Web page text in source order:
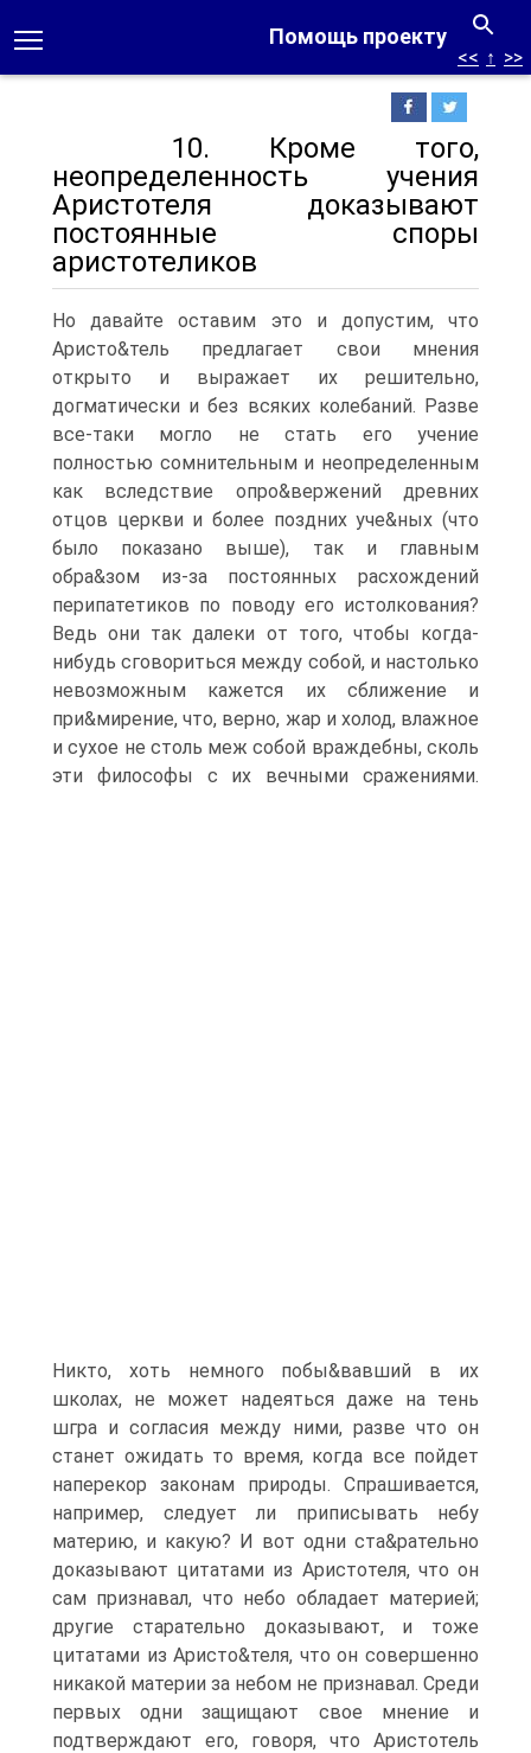
Помощь проекту
<< ↑ >>
10. Кроме того,
неопределенность учения
Аристотеля доказывают
постоянные споры
аристотеликов
Но давайте оставим это и допустим, что
Аристо&тель предлагает свои мнения
открыто и выражает их решительно,
догматически и без всяких колебаний. Разве
все-таки могло не стать его учение
полностью сомнительным и неопределенным
как вследствие опро&вержений древних
отцов церкви и более поздних уче&ных (что
было показано выше), так и главным
обра&зом из-за постоянных расхождений
перипатетиков по поводу его истолкования?
Ведь они так далеки от того, чтобы когда-
нибудь сговориться между собой, и настолько
невозможным кажется их сближение и
при&мирение, что, верно, жар и холод, влажное
и сухое не столь меж собой враждебны, сколь
эти философы с их вечными сражениями.
Никто, хоть немного побы&вавший в их
школах, не может надеяться даже на тень
шгра и согласия между ними, разве что он
станет ожидать то время, когда все пойдет
наперекор законам природы. Спрашивается,
например, следует ли приписывать небу
материю, и какую? И вот одни ста&рательно
доказывают цитатами из Аристотеля, что он
сам признавал, что небо обладает материей;
другие старательно доказывают, и тоже
цитатами из Аристо&теля, что он совершенно
никакой материи за небом не признавал. Среди
первых одни защищают свое мнение и
подтверждают его, говоря, что Аристотель